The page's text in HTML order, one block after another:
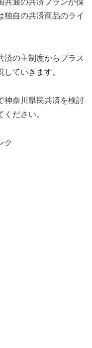
共通の共済プランが採
独自の共済商品のライ
済の主制度からプラス
ていきます。
神奈川県民共済を検討
ださい。
ク